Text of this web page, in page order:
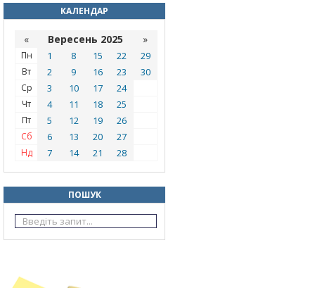
КАЛЕНДАР
« Вересень 2025 »
Пн 1 8 15 22 29
Вт 2 9 16 23 30
Ср 3 10 17 24
Чт 4 11 18 25
Пт 5 12 19 26
Сб 6 13 20 27
Нд 7 14 21 28
ПОШУК